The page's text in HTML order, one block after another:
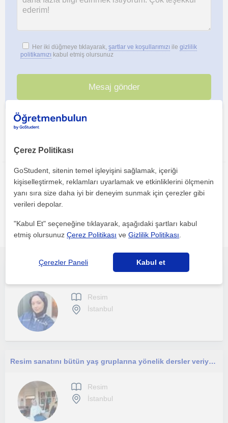
Her iki düğmeye tıklayarak, şartlar ve koşullarımızı ile gizlilik
politikamızı kabul etmiş olursunuz
Bu ilanı paylaş veya e-posta ile gönder
Istanbul bölgesinde ilginizi çekebilecek diğer Resim
öğretmenleri
Resim
İstanbul
Resim sanatını bütün yaş gruplarına yönelik dersler veriyorum
Resim
İstanbul
Çerez Politikası
GoStudent, sitenin temel işleyişini sağlamak, içeriği
kişiselleştirmek, reklamları uyarlamak ve etkinliklerini ölçmenin
yanı sıra size daha iyi bir deneyim sunmak için çerezler gibi
verileri depolar.
"Kabul Et" seçeneğine tıklayarak, aşağıdaki şartları kabul
etmiş olursunuzÇerez Politikası veGizlilik Politikası
Çerezler Paneli Kabul et